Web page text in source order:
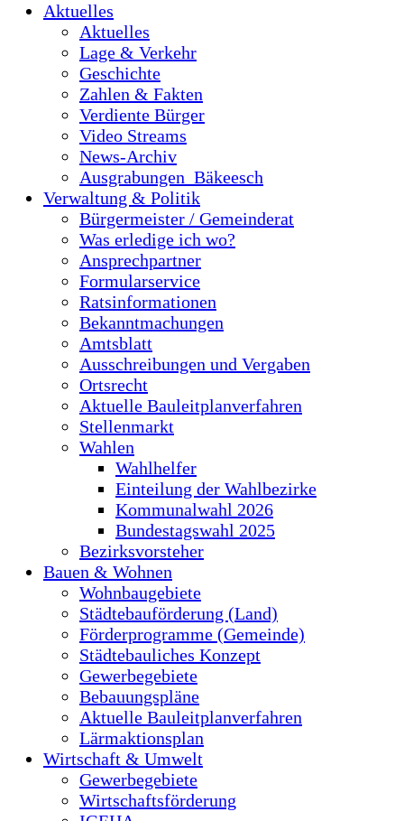
Aktuelles
Aktuelles
Lage & Verkehr
Geschichte
Zahlen & Fakten
Verdiente Bürger
Video Streams
News-Archiv
Ausgrabungen_Bäkeesch
Verwaltung & Politik
Bürgermeister / Gemeinderat
Was erledige ich wo?
Ansprechpartner
Formularservice
Ratsinformationen
Bekanntmachungen
Amtsblatt
Ausschreibungen und Vergaben
Ortsrecht
Aktuelle Bauleitplanverfahren
Stellenmarkt
Wahlen
Wahlhelfer
Einteilung der Wahlbezirke
Kommunalwahl 2026
Bundestagswahl 2025
Bezirksvorsteher
Bauen & Wohnen
Wohnbaugebiete
Städtebauförderung (Land)
Förderprogramme (Gemeinde)
Städtebauliches Konzept
Gewerbegebiete
Bebauungspläne
Aktuelle Bauleitplanverfahren
Lärmaktionsplan
Wirtschaft & Umwelt
Gewerbegebiete
Wirtschaftsförderung